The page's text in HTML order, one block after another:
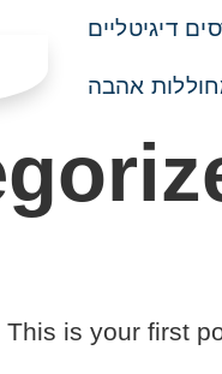
דיגיטליים
אהבה
is your first